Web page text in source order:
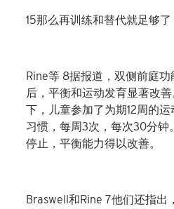
15那么再训练和替代就足够了
Rine等 8据报道，双侧前庭
后，平衡和运动发育显著改
下，儿童参加了为期12周的运
习惯，每周3次，每次30分钟
停止，平衡能力得以改善。
Braswell和Rine7他们还指出